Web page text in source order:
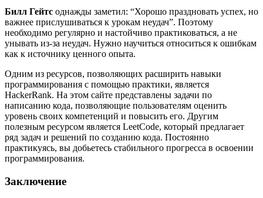
Билл Гейтс однажды заметил: “Хорошо праздновать успех, но
важнее прислушиваться к урокам неудач”. Поэтому
необходимо регулярно и настойчиво практиковаться, а не
унывать из-за неудач. Нужно научиться относиться к ошибкам
как к источнику ценного опыта.
Одним из ресурсов, позволяющих расширить навыки
программирования с помощью практики, является
HackerRank. На этом сайте представлены задачи по
написанию кода, позволяющие пользователям оценить
уровень своих компетенций и повысить его. Другим
полезным ресурсом является LeetCode, который предлагает
ряд задач и решений по созданию кода. Постоянно
практикуясь, вы добьетесь стабильного прогресса в освоении
программирования.
Заключение